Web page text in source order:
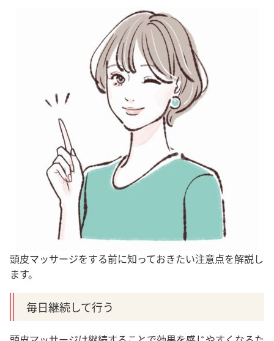
頭皮マッサージをする前に知っておきたい注意点を解説し
ます。
毎日継続して行う